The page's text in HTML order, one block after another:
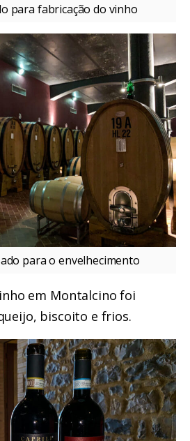
para fabricação do vinho
para o envelhecimento
em Montalcino foi
biscoito e frios.